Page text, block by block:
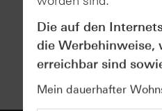
Die auf den
die Werbehinweise,
erreichbar sind
Mein dauerhafter